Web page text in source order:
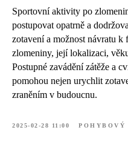
Sportovní aktivity po
postupovat opatrně a
zotavení a možnost návratu
zlomeniny, její lokalizaci,
Postupné zavádění zátěže a
pomohou nejen urychlit
zraněním v budoucnu.
2025-02-28 11:00 POHYBOVÝ